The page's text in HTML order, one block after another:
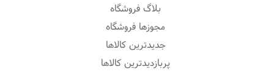
بلاگ فروشگاه
مجوزها فروشگاه
جدیدترین کالاها
پربازدیدترین کالاها